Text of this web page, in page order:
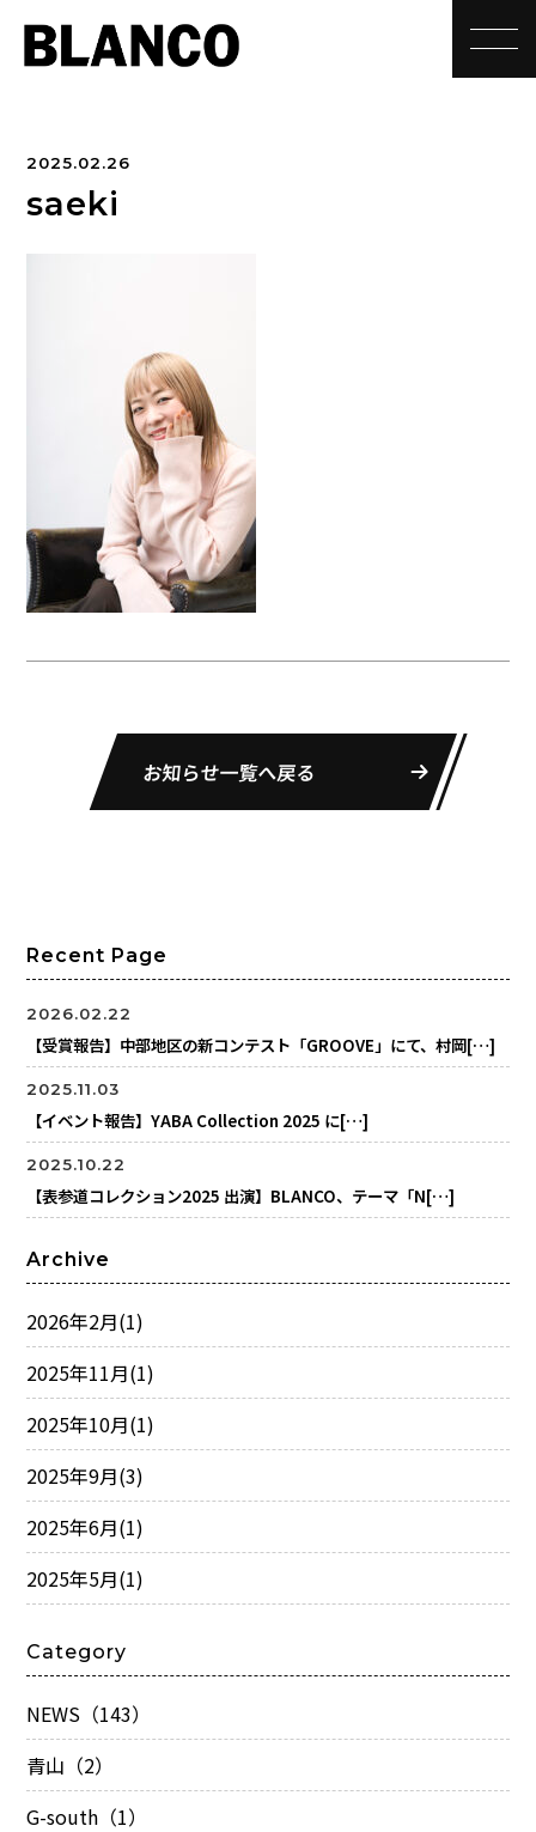
2025.02.26
saeki
お知らせ一覧へ戻る
Recent Page
2026.02.22
【受賞報告】中部地区の新コンテスト「GROOVE」にて、村岡[…]
2025.11.03
【イベント報告】YABA Collection 2025 に[…]
2025.10.22
【表参道コレクション2025 出演】BLANCO、テーマ「N[…]
Archive
2026年2月(1)
2025年11月(1)
2025年10月(1)
2025年9月(3)
2025年6月(1)
2025年5月(1)
Category
NEWS（143）
青山（2）
G-south（1）